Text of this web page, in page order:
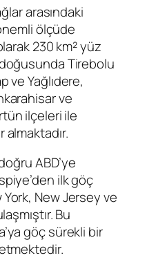
arasındaki
ölçüde
230 km² yüz
Tirebolu
ve Yağlıdere,
ve
ilçeleri ile
ABD’ye
ilk göç
New Jersey ve
Bu
göç sürekli bir